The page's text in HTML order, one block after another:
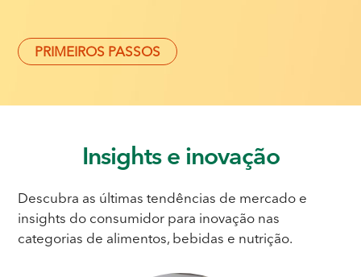
PRIMEIROS PASSOS
Insightse inovação
Descubra as últimas tendências de mercado e
insights do consumidor para inovação nas
categorias de alimentos, bebidas e nutrição.